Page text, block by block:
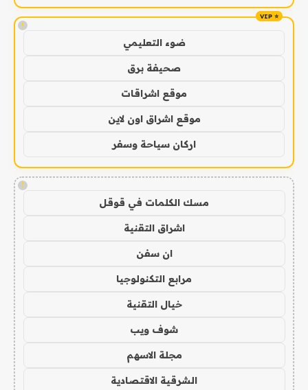
!
ضوء التعليمي
صحيفة برق
موقع اشراقات
موقع اشراق اون لاين
اركان سياحة وسفر
!
مسك الكلمات في قوقل
اشراق التقنية
ان سفن
مرابع التكنولوجيا
خيال التقنية
شوف ويب
مجلة الاسهم
الشرقية الاقتصادية